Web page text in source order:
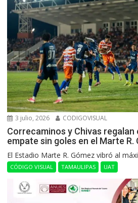
3 julio, 2026 CODIGOVISUAL
Correcaminos y Chivas
empate sin goles en el Marte R.
El Estadio Marte R. Gómez vibró al
CÓDIGO VISUAL TAMAULIPAS UAT